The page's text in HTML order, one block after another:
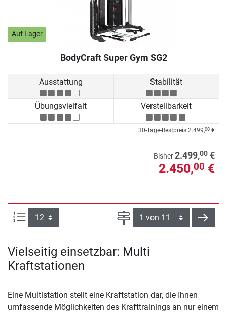
Auf Lager
BodyCraft Super Gym SG2
Ausstattung Stabilität
Übungsvielfalt Verstellbarkeit
30-Tage-Bestpreis 2.499,00 €
Bisher2.499,00 €
2.450,00 €
Artikel pro Seite: Seite
Vielseitig einsetzbar: Multi
Kraftstationen
Eine Multistation stellt eine Kraftstation dar, die Ihnen
umfassende Möglichkeiten des Krafttrainings an nur einem